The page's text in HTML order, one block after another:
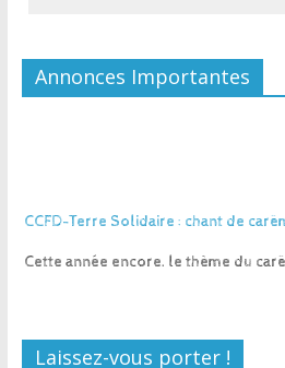
Annonces Importantes
CCFD-Terre Solidaire : chant de
Cette année encore, le thème du
carême 2026 en cliquanticiet une
Laissez-vous porter !